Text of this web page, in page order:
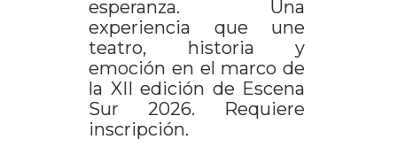
esperanza. Una
experiencia que une
teatro, historia y
emoción en el marco de
la XII edición de Escena
Sur 2026. Requiere
inscripción.